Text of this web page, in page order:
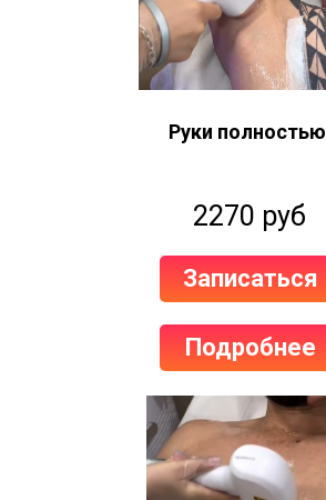
Руки полностью
2270 руб
Записаться
Подробнее